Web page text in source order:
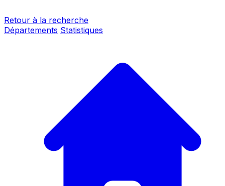
Retour à la recherche
Départements Statistiques